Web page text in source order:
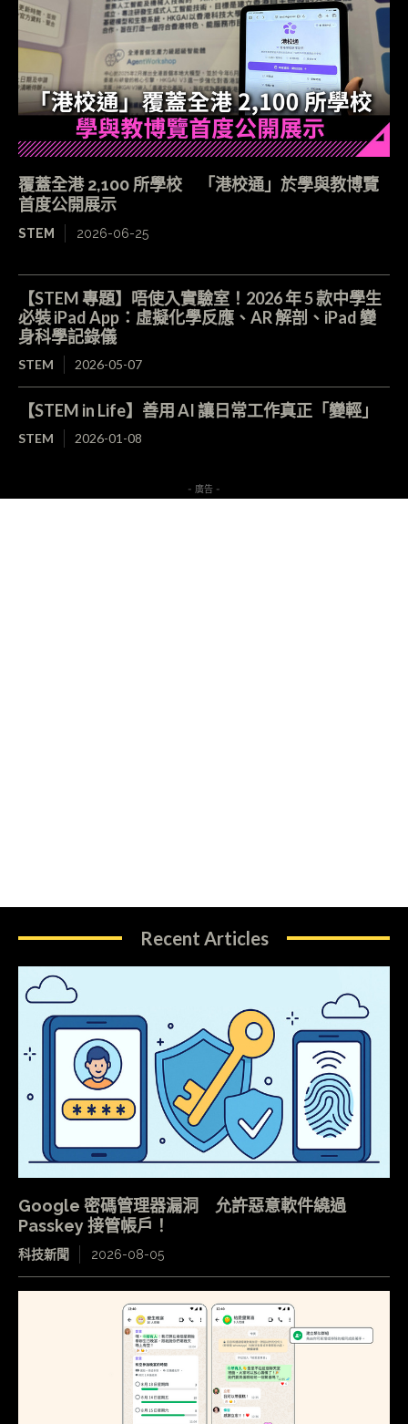
覆蓋全港 2,100 所學校 「港校通」於學與教博覽
首度公開展示
STEM 2026-06-25
【STEM 專題】唔使入實驗室！2026 年 5 款中學生
必裝 iPad App：虛擬化學反應、AR 解剖、iPad 變
身科學記錄儀
STEM 2026-05-07
【STEM in Life】善用 AI 讓日常工作真正「變輕」
STEM 2026-01-08
- 廣告 -
Recent Articles
Google 密碼管理器漏洞 允許惡意軟件繞過
Passkey 接管帳戶！
科技新聞 2026-08-05